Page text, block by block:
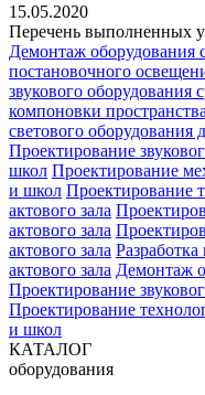
15.05.2020
Перечень выполненных
Демонтаж
постановочного
звукового оборудования
компоновки
светового
Проектирование
школ Проектирование
и школ Проектирование
актового зала
актового зала
актового зала
актового зала Демонтаж
Проектирование
Проектирование
и школ
КАТАЛОГ
оборудования